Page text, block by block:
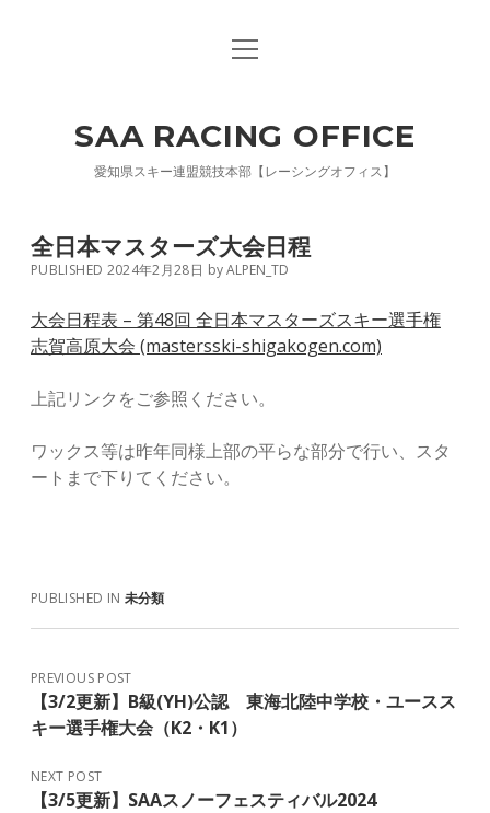
お問い合わせ
facebook
open
SAA RACING OFFICE
愛知県スキー連盟競技本部【レーシングオフィス】
全日本マスターズ大会日程
PUBLISHED 2024年2月28日 byALPEN_TD
大会日程表 – 第48回 全日本マスターズスキー選手権
志賀高原大会 (mastersski-shigakogen.com)
上記リンクをご参照ください。
ワックス等は昨年同様上部の平らな部分で行い、スタ
ートまで下りてください。
PUBLISHED IN 未分類
PREVIOUS POST
【3/2更新】B級(YH)公認 東海北陸中学校・ユースス
キー選手権大会（K2・K1）
NEXT POST
【3/5更新】SAAスノーフェスティバル2024